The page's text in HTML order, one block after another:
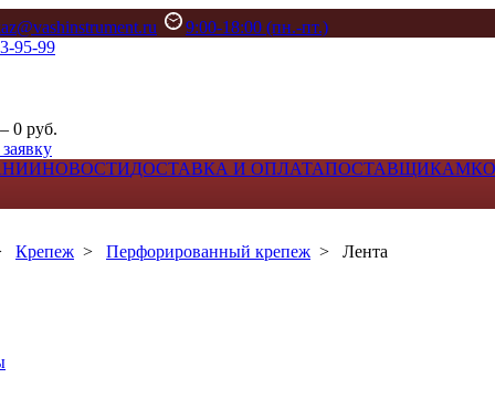
9:00-18:00 (пн.-пт.)
95-99
0 руб.
НОВОСТИДОСТАВКА И ОПЛАТАПОСТАВЩИКАМ
Крепеж > Перфорированный крепеж > Лента